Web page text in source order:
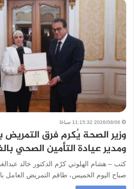
2026/08/06 11:15:32 صباحًا
وزير الصحة يُكرم فرق
ومدير عيادة التأمين الصحي
كتب – هشام الهلوتي كرّم الدكتور خالد
صباح اليوم الخميس، طاقم التمريض العامل